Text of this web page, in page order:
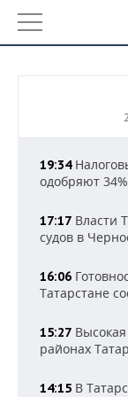
УДМУРТИЯ
НОВОСТИ
КОРОЛИ
КОМУ
ТОРГОВЫЕ
ЭКОНОМИКА
НОВОСТИ
ФИНАНСЫ
БЮДЖЕТ
ИНВЕСТИЦИИ
НОВОСТИ
НОВОСТИ
БИЗНЕС
НОВОСТИ
ТЕХНОЛОГИИ
19:34
одобряют
17:17 Власти
судов в
16:06
Татарстане
15:27
районах
14:15 В